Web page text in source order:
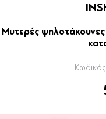
Μυτερές